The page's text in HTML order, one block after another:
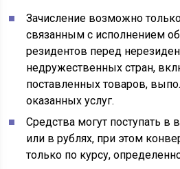
Зачисление возможно
связанным с исполнением
резидентов перед
недружественных стран,
поставленных товаров,
оказанных услуг.
Средства могут поступать в
или в рублях, при этом
только по курсу,